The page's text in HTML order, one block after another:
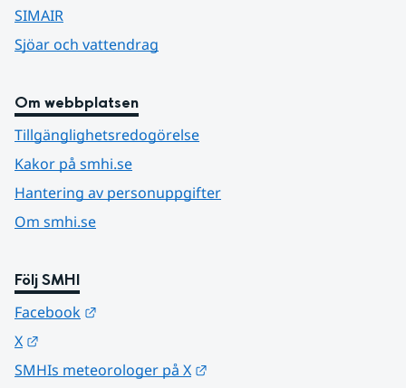
SIMAIR
Sjöar och vattendrag
Om webbplatsen
Tillgänglighetsredogörelse
Kakor på smhi.se
Hantering av personuppgifter
Om smhi.se
Följ SMHI
Facebook
X
SMHIs meteorologer på X